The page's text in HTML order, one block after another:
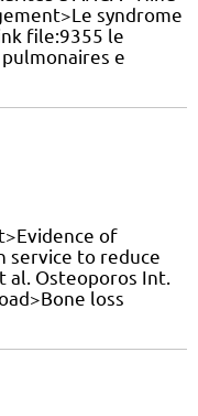
syndrome
file:9355 le
e
of
service to reduce
al. Osteoporos Int.
loss